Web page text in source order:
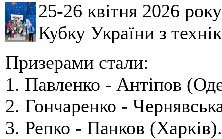
25-26 квітня 2026
Кубку України з
Призерами стали:
1. Павленко - Антіпов
2. Гончаренко -
3. Репко - Панков (Харків).